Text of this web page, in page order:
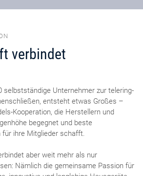
verbindet
selbstständige Unternehmer zur telering-
entsteht etwas Großes –
Kooperation, die Herstellern und
begegnet und beste
für ihre Mitglieder schafft.
aber weit mehr als nur
Nämlich die gemeinsame Passion für